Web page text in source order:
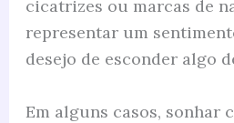
cicatrizes ou marcas de
representar um
desejo de esconder algo
Em alguns casos, sonhar